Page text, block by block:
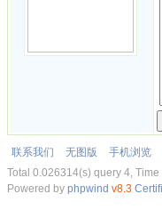
联系我们 无图版 手机浏览
Total 0.026314(s) query 4,
Powered by phpwind v8.3